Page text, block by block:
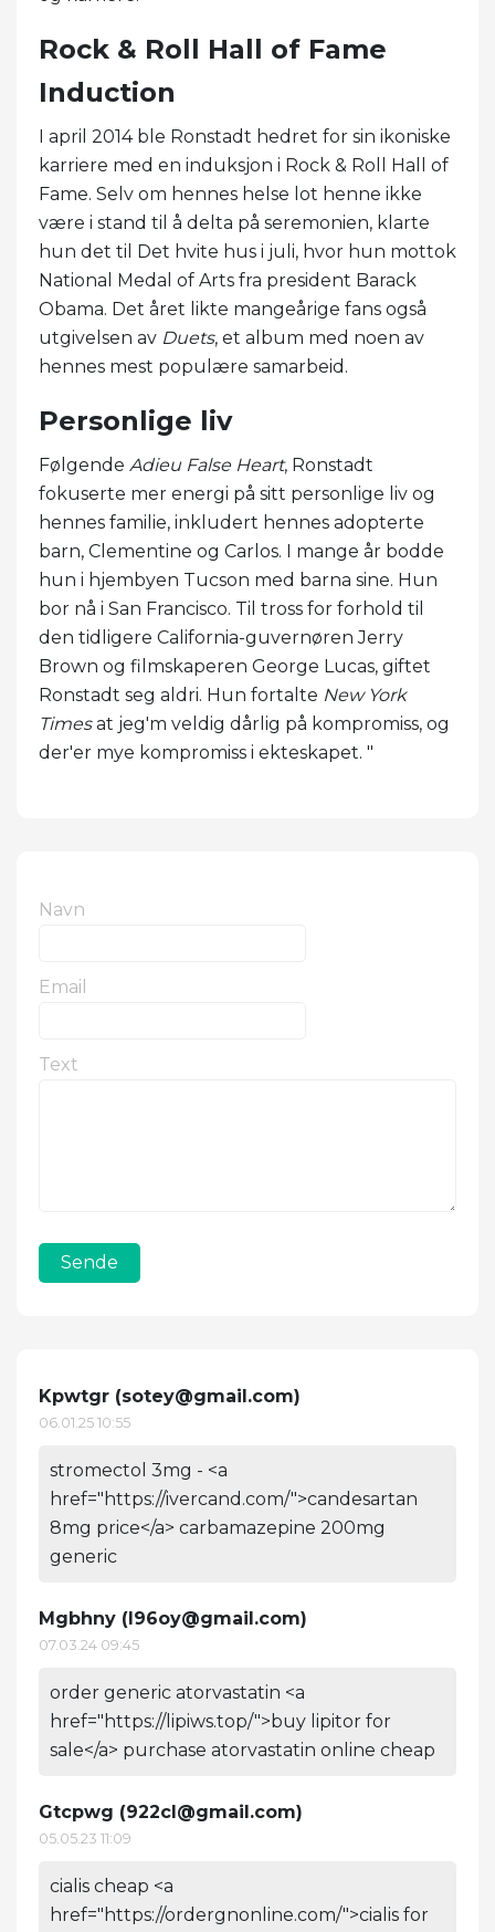
Rock & Roll Hall of Fame
Induction
I april 2014 ble Ronstadt hedret for sin ikoniske
karriere med en induksjon i Rock & Roll Hall of
Fame. Selv om hennes helse lot henne ikke
være i stand til å delta på seremonien, klarte
hun det til Det hvite hus i juli, hvor hun mottok
National Medal of Arts fra president Barack
Obama. Det året likte mangeårige fans også
utgivelsen av Duets, et album med noen av
hennes mest populære samarbeid.
Personlige liv
Følgende Adieu False Heart, Ronstadt
fokuserte mer energi på sitt personlige liv og
hennes familie, inkludert hennes adopterte
barn, Clementine og Carlos. I mange år bodde
hun i hjembyen Tucson med barna sine. Hun
bor nå i San Francisco. Til tross for forhold til
den tidligere California-guvernøren Jerry
Brown og filmskaperen George Lucas, giftet
Ronstadt seg aldri. Hun fortalte New York
Timesat jeg'm veldig dårlig på kompromiss, og
der'er mye kompromiss i ekteskapet. "
Navn
Email
Text
Sende
Kpwtgr (sotey@gmail.com)
06.01.25 10:55
stromectol 3mg - <a
href="https://ivercand.com/">candesartan
8mg price</a> carbamazepine 200mg
generic
Mgbhny ( l96oy@gmail.com)
07.03.24 09:45
order generic atorvastatin <a
href="https://lipiws.top/">buy lipitor for
sale</a> purchase atorvastatin online cheap
Gtcpwg (922cl@gmail.com)
05.05.23 11:09
cialis cheap <a
href="https://ordergnonline.com/">cialis for